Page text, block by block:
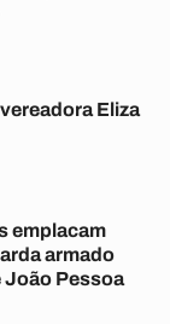
Eliza
emplacam
armado
João Pessoa